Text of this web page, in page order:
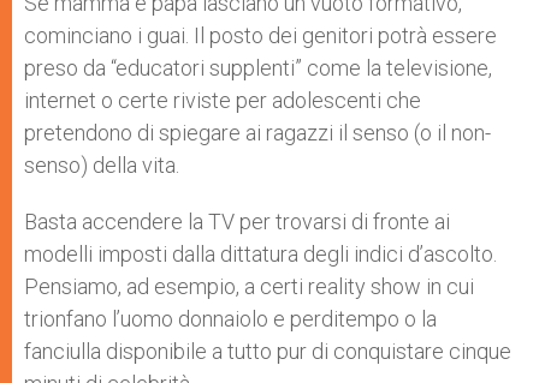
cominciano i guai. Il posto dei genitori potrà essere
preso da “educatori supplenti” come la televisione,
internet o certe riviste per adolescenti che
pretendono di spiegare ai ragazzi il senso (o il non-
senso) della vita.
Basta accendere la TV per trovarsi di fronte ai
modelli imposti dalla dittatura degli indici d’ascolto.
Pensiamo, ad esempio, a certi reality show in cui
trionfano l’uomo donnaiolo e perditempo o la
fanciulla disponibile a tutto pur di conquistare cinque